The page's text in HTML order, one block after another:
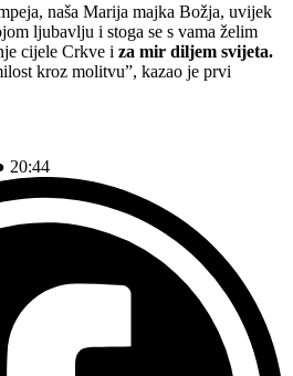
naša Marija majka Božja, uvijek
ljubavlju i stoga se s vama želim
cijele Crkve i za mir diljem svijeta.
kroz molitvu”, kazao je prvi
20:44